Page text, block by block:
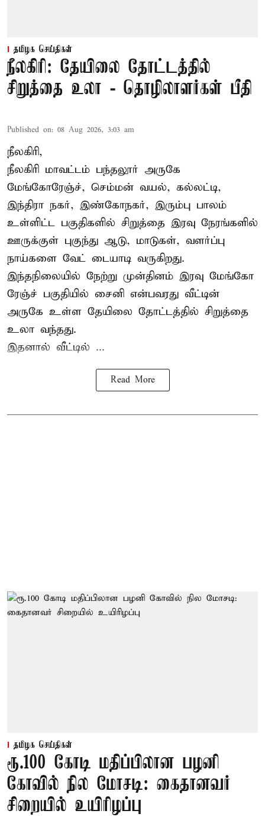
தமிழக செய்திகள்
நீலகிரி: தேயிலை தோட்டத்தில்
சிறுத்தை உலா - தொழிலாளர்கள் பீதி
Published on: 08 Aug 2026, 3:03 am
நீலகிரி,
நீலகிரி மாவட்டம் பந்தலூர் அருகே
மேங்கோரேஞ்ச், செம்மன் வயல், கல்லட்டி,
இந்திரா நகர், இண்கோநகர், இரும்பு பாலம்
உள்ளிட்ட பகுதிகளில் சிறுத்தை இரவு நேரங்களில்
ஊருக்குள் புகுந்து ஆடு, மாடுகள், வளர்ப்பு
நாய்களை வேட் டையாடி வருகிறது.
இந்தநிலையில் நேற்று முன்தினம் இரவு மேங்கோ
ரேஞ்ச் பகுதியில் சைனி என்பவரது வீட்டின்
அருகே உள்ள தேயிலை தோட்டத்தில் சிறுத்தை
உலா வந்தது.
இதனால் வீட்டில் ...
Read More
தமிழக செய்திகள்
ரூ.100 கோடி மதிப்பிலான பழனி
கோவில் நில மோசடி: கைதானவர்
சிறையில் உயிரிழப்பு